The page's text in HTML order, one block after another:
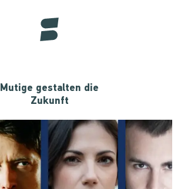
Mutige gestalten die
Zukunft